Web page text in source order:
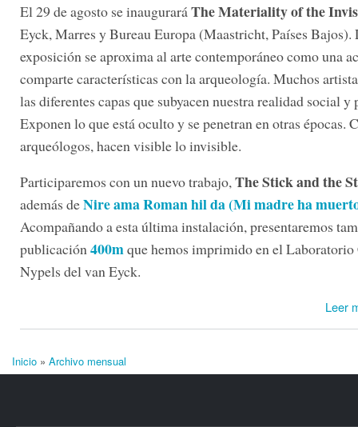
El 29 de agosto se inauguraráThe Materiality of the
Eyck, Marres y Bureau Europa (Maastricht, Países Bajos).
exposición se aproxima al arte contemporáneo como una
comparte características con la arqueología. Muchos
las diferentes capas que subyacen nuestra realidad social
Exponen lo que está oculto y se penetran en otras épocas.
arqueólogos, hacen visible lo invisible.
Participaremos con un nuevo trabajo,The Stick and the
además deNire ama Roman hil da (Mi madre ha
Acompañando a esta última instalación, presentaremos
publicación400mque hemos imprimido en el Laboratorio
Nypels del van Eyck.
Leer
Se encuentra usted aquí
Inicio » Archivo mensual